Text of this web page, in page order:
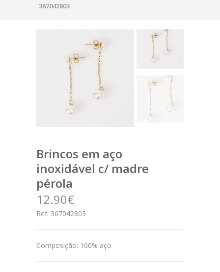
367042803
brincos em aço
inoxidável c/ madre
pérola
12.90€
Ref: 367042803
Composição: 100% aço